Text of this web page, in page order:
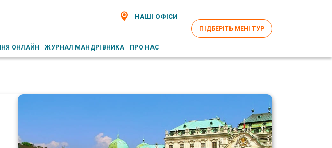
НАШІ ОФІСИ
ОНЛАЙН ЖУРНАЛ МАНДРІВНИКА ПРО НАС
ПІДБЕРІТЬ МЕНІ ТУР